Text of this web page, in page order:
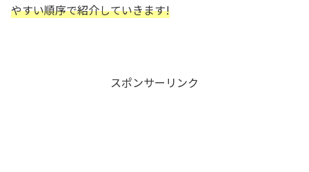
やすい順序で紹介していきます!
スポンサーリンク